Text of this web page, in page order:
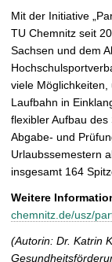
Mit der Initiative
TU Chemnitz seit
Sachsen und dem
viele
Laufbahn in
flexibler Aufbau
Abgabe- und
Urlaubssemestern
insgesamt 164
Weitere
chemnitz.de/usz/
(Autorin: Dr. Katrin